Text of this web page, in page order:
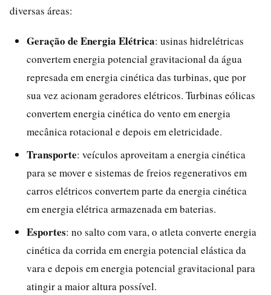
diversas áreas:
Geração de Energia Elétrica: usinas hidrelétricas
convertem energia potencial gravitacional da água
represada em energia cinética das turbinas, que por
sua vez acionam geradores elétricos. Turbinas eólicas
convertem energia cinética do vento em energia
mecânica rotacional e depois em eletricidade.
Transporte: veículos aproveitam a energia cinética
para se mover e sistemas de freios regenerativos em
carros elétricos convertem parte da energia cinética
em energia elétrica armazenada em baterias.
Esportes: no salto com vara, o atleta converte energia
cinética da corrida em energia potencial elástica da
vara e depois em energia potencial gravitacional para
atingir a maior altura possível.